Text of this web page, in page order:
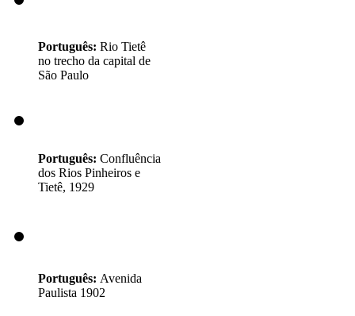
Português: Rio Tietê
no trecho da capital de
São Paulo
Português: Confluência
dos Rios Pinheiros e
Tietê, 1929
Português: Avenida
Paulista 1902